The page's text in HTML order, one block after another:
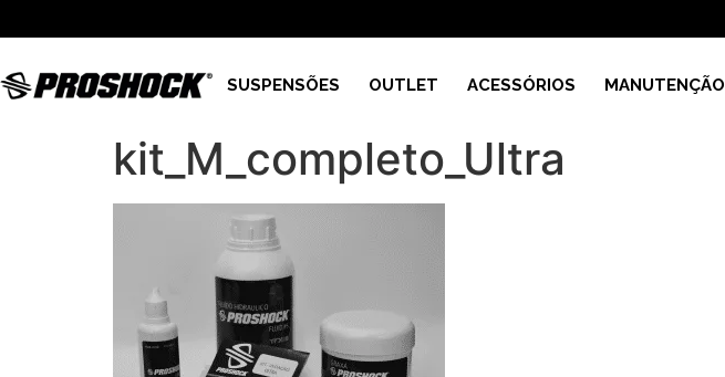
SUSPENSÕES OUTLET ACESSÓRIOS MANUTENÇÃO
kit_M_completo_Ultra